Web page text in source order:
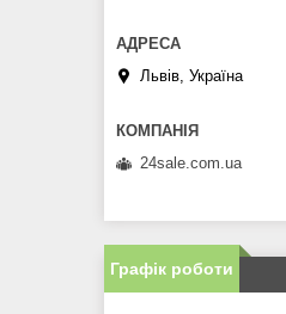
Львів, Україна
24sale.com.ua
Графік роботи